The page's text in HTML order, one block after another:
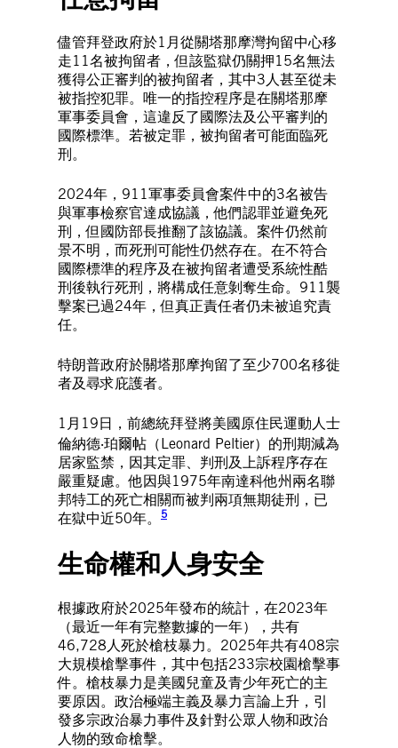
儘管拜登政府於1月從關塔那摩灣拘留中心移
走11名被拘留者，但該監獄仍關押15名無法
獲得公正審判的被拘留者，其中3人甚至從未
被指控犯罪。唯一的指控程序是在關塔那摩
軍事委員會，這違反了國際法及公平審判的
國際標準。若被定罪，被拘留者可能面臨死
刑。
2024年，911軍事委員會案件中的3名被告
與軍事檢察官達成協議，他們認罪並避免死
刑，但國防部長推翻了該協議。案件仍然前
景不明，而死刑可能性仍然存在。在不符合
國際標準的程序及在被拘留者遭受系統性酷
刑後執行死刑，將構成任意剝奪生命。911襲
擊案已過24年，但真正責任者仍未被追究責
任。
特朗普政府於關塔那摩拘留了至少700名移徙
者及尋求庇護者。
1月19日，前總統拜登將美國原住民運動人士
倫納德‧珀爾帖（Leonard Peltier）的刑期減為
居家監禁，因其定罪、判刑及上訴程序存在
嚴重疑慮。他因與1975年南達科他州兩名聯
邦特工的死亡相關而被判兩項無期徒刑，已
在獄中近50年。
5
生命權和人身安全
根據政府於2025年發布的統計，在2023年
（最近一年有完整數據的一年），共有
46,728人死於槍枝暴力。2025年共有408宗
大規模槍擊事件，其中包括233宗校園槍擊事
件。槍枝暴力是美國兒童及青少年死亡的主
要原因。政治極端主義及暴力言論上升，引
發多宗政治暴力事件及針對公眾人物和政治
人物的致命槍擊。